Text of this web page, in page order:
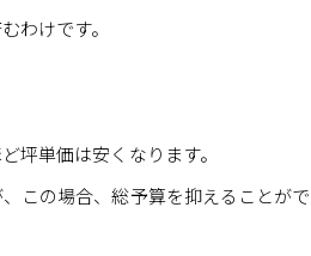
わけです。
坪単価は安くなります。
この場合、総予算を抑えることがで